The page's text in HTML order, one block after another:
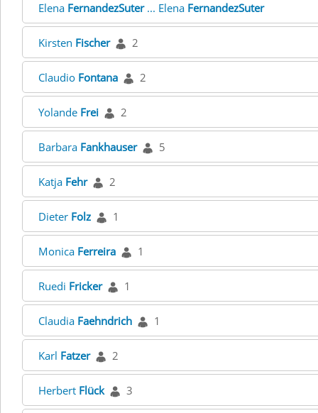
Elena FernandezSuter... Elena FernandezSuter
Kirsten Fischer 2
Claudio Fontana 2
Yolande Frei 2
Barbara Fankhauser 5
Katja Fehr 2
Dieter Folz 1
Monica Ferreira 1
Ruedi Fricker 1
Claudia Faehndrich 1
Karl Fatzer 2
Herbert Flück 3